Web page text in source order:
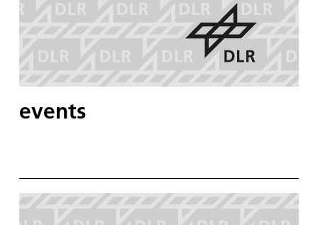
events